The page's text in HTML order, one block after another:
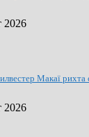
2026
Макаї рихта
2026